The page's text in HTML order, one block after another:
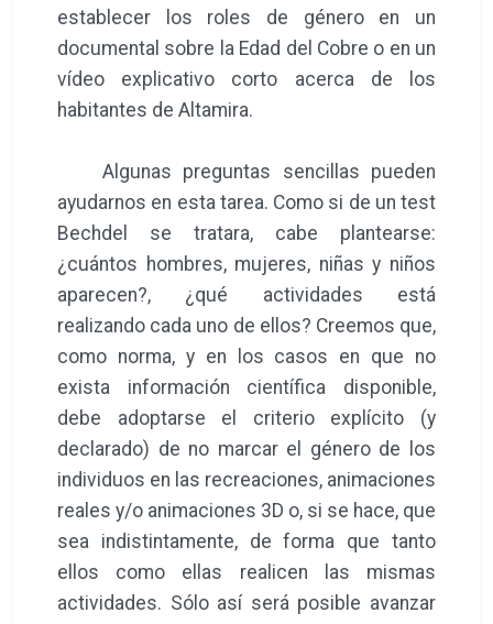
establecer los roles de género en un
documental sobre la Edad del Cobre o en un
vídeo explicativo corto acerca de los
habitantes de Altamira.
Algunas preguntas sencillas pueden
ayudarnos en esta tarea. Como si de un test
Bechdel se tratara, cabe plantearse:
¿cuántos hombres, mujeres, niñas y niños
aparecen?, ¿qué actividades está
realizando cada uno de ellos? Creemos que,
como norma, y en los casos en que no
exista información científica disponible,
debe adoptarse el criterio explícito (y
declarado) de no marcar el género de los
individuos en las recreaciones, animaciones
reales y/o animaciones 3D o, si se hace, que
sea indistintamente, de forma que tanto
ellos como ellas realicen las mismas
actividades. Sólo así será posible avanzar